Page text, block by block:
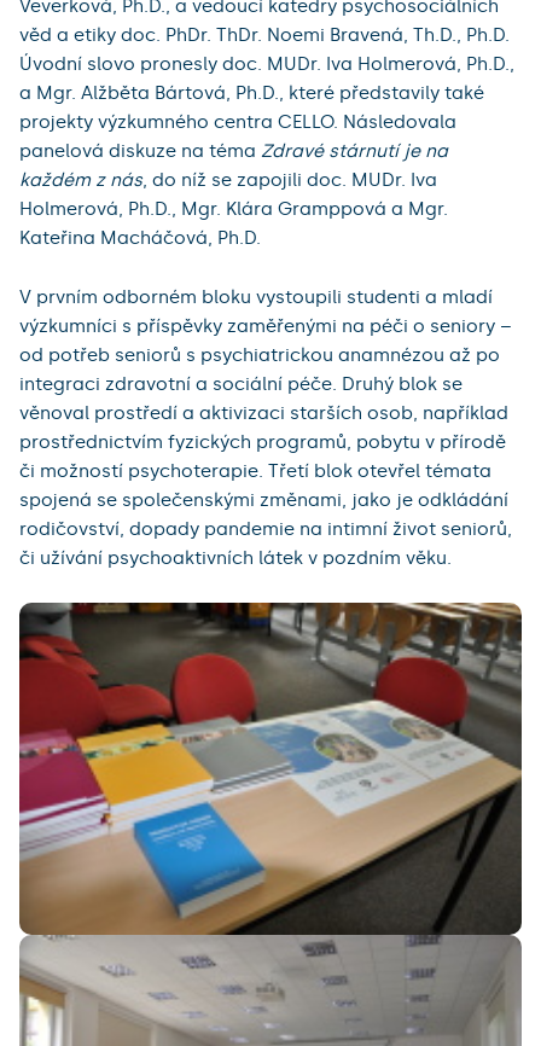
Veverková, Ph.D., a vedoucí katedry psychosociálních
věd a etiky doc. PhDr. ThDr. Noemi Bravená, Th.D., Ph.D.
Úvodní slovo pronesly doc. MUDr. Iva Holmerová, Ph.D.,
a Mgr. Alžběta Bártová, Ph.D., které představily také
projekty výzkumného centra CELLO. Následovala
panelová diskuze na téma Zdravé stárnutí je na
každém z nás, do níž se zapojili doc. MUDr. Iva
Holmerová, Ph.D., Mgr. Klára Gramppová a Mgr.
Kateřina Macháčová, Ph.D.
V prvním odborném bloku vystoupili studenti a mladí
výzkumníci s příspěvky zaměřenými na péči o seniory –
od potřeb seniorů s psychiatrickou anamnézou až po
integraci zdravotní a sociální péče. Druhý blok se
věnoval prostředí a aktivizaci starších osob, například
prostřednictvím fyzických programů, pobytu v přírodě
či možností psychoterapie. Třetí blok otevřel témata
spojená se společenskými změnami, jako je odkládání
rodičovství, dopady pandemie na intimní život seniorů,
či užívání psychoaktivních látek v pozdním věku.